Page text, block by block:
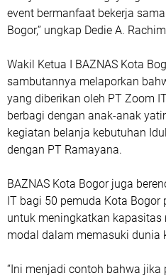
event bermanfaat bekerja
Bogor,” ungkap Dedie A.
Wakil Ketua I BAZNAS Kota
sambutannya melaporkan
yang diberikan oleh PT Zoom
berbagi dengan anak-anak
kegiatan belanja kebutuhan
dengan PT Ramayana.
BAZNAS Kota Bogor juga
IT bagi 50 pemuda Kota Bogor
untuk meningkatkan kapasitas
modal dalam memasuki dunia
“Ini menjadi contoh bahwa